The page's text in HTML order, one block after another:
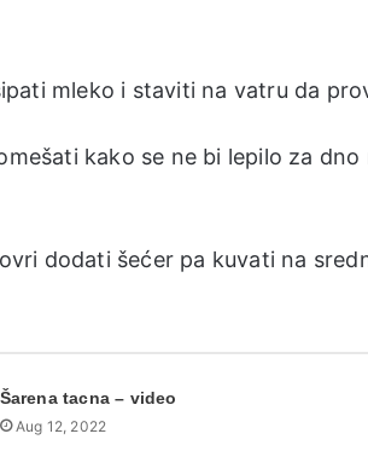
mleko i staviti na vatru da
kako se ne bi lepilo za
dodati šećer pa kuvati na
Šarena tacna – video
Aug 12, 2022